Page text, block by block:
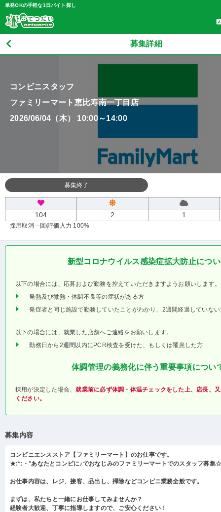
単発OKの手軽な1日バイト探し
募集詳細
コンビニスタッフ
ファミリーマート恵比寿南一丁目店
2026/06/04（木） 10:00～14:00
募集終了
104 2 1
採用取消 --回/評価入力 100%
新型コロナウイルス感染症拡大防止につ
以下の場合には、応募および勤務を控えていただきますようお願いします。
発熱及び微熱・体調不良等の症状がある方
発症者と同じ施設で勤務していたことがわかり、2週間経過していな
以下の場合には、就業した店舗へご連絡をお願いします。
勤務日から2週間以内にPCR検査を受けた、もしくは罹患した方
体調管理の義務化に伴う重要事項につい
採用が決定した場合、就業前に必ず体調・体温チェックをした上、店長、
ください。
募集内容
コンビニエンスストア【ファミリーマート】のお仕事です。
★:*:・°あなたとコンビに♪でおなじみのファミリーマートでのスタッフ募集
お仕事内容は、レジ、接客、品出し、掃除などコンビニ業務全般です。
まずは、私たちと一緒にお仕事してみませんか？
経験者大歓迎、丁寧に指導しますので、ご安心ください！